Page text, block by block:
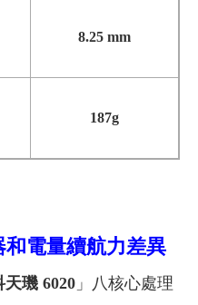
8.25 mm
187g
和電量續航力差異
天璣 6020 」八核心處理